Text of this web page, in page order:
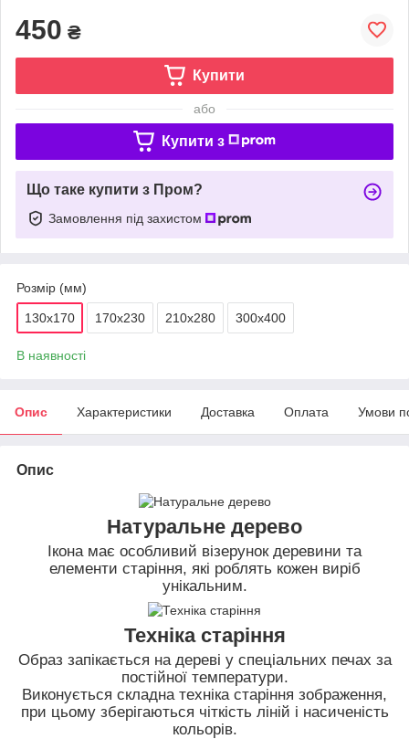
450 ₴
Купити
або
Купити з
Що таке купити з Пром?
Замовлення під захистом
Розмір (мм)
130х170 170х230 210х280 300х400
В наявності
Опис Характеристики Доставка Оплата Умови
Опис
Натуральне дерево
Ікона має особливий візерунок деревини та
елементи старіння, які роблять кожен виріб
унікальним.
Техніка старіння
Образ запікається на дереві у спеціальних печах за
постійної температури.
Виконується складна техніка старіння зображення,
при цьому зберігаються чіткість ліній і насиченість
кольорів.